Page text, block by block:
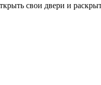
свои двери и